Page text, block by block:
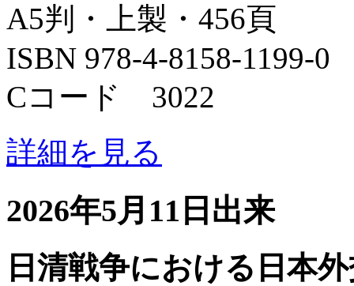
A5判・上製・456頁
ISBN 978-4-8158-1199-0
Cコード 3022
詳細を見る
2026年5月11日出来
日清戦争における日本